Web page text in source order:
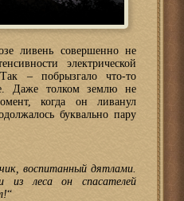
ливень совершенно не
электрической
– побрызгало что-то
Даже толком землю не
когда он ливанул
буквально пару
воспитанный дятлами.
из леса он спасателей
“